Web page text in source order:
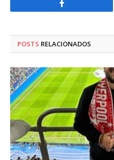
Facebook
POSTS RELACIONADOS